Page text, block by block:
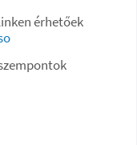
érhetőek